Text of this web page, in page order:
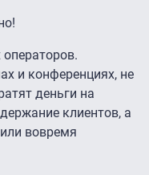
операторов.
и конференциях, не
деньги на
клиентов, а
вовремя